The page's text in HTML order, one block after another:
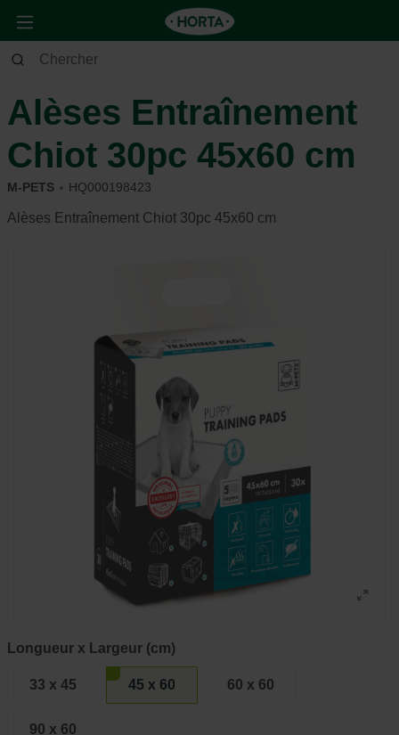
Animaux Chien
Alèses Entraînement
Chiot 30pc 45x60 cm
M-PETS HQ000198423
Alèses Entraînement Chiot 30pc 45x60 cm
Longueur x Largeur (cm)
33 x 45 45 x 60 60 x 60
90 x 60